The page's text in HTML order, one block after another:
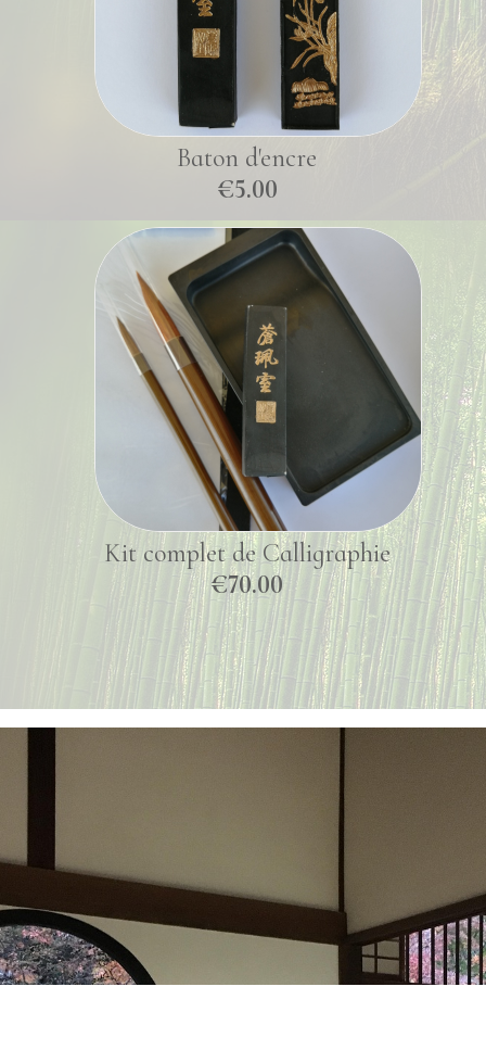
Baton d'encre
€5.00
Kit complet de Calligraphie
€70.00